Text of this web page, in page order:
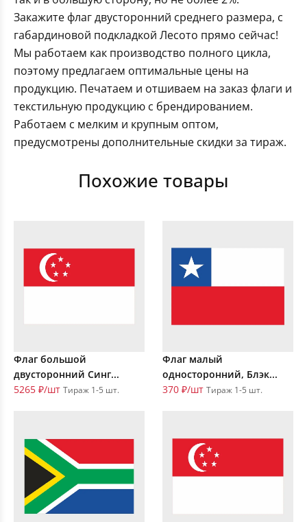
Закажите флаг двусторонний среднего размера, с
габардиновой подкладкой Лесото прямо сейчас!
Мы работаем как производство полного цикла,
поэтому предлагаем оптимальные цены на
продукцию. Печатаем и отшиваем на заказ флаги и
текстильную продукцию с брендированием.
Работаем с мелким и крупным оптом,
предусмотрены дополнительные скидки за тираж.
Похожие товары
Флаг большой
двусторонний Синг...
5265 ₽/шт Тираж 1-5 шт.
Флаг малый
односторонний, Блэк...
370 ₽/шт Тираж 1-5 шт.